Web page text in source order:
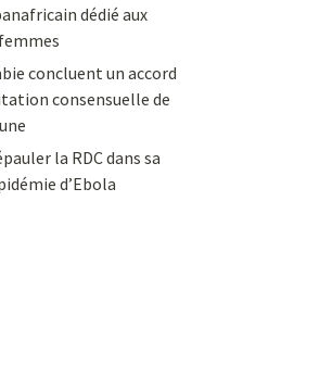
dédié aux
concluent un accord
consensuelle de
la RDC dans sa
d’Ebola